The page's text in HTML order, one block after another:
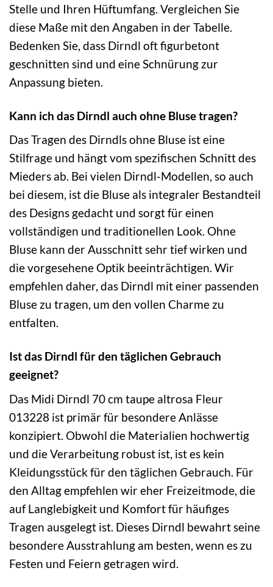
Stelle und Ihren Hüftumfang. Vergleichen Sie
diese Maße mit den Angaben in der Tabelle.
Bedenken Sie, dass Dirndl oft figurbetont
geschnitten sind und eine Schnürung zur
Anpassung bieten.
Kann ich das Dirndl auch ohne Bluse tragen?
Das Tragen des Dirndls ohne Bluse ist eine
Stilfrage und hängt vom spezifischen Schnitt des
Mieders ab. Bei vielen Dirndl-Modellen, so auch
bei diesem, ist die Bluse als integraler Bestandteil
des Designs gedacht und sorgt für einen
vollständigen und traditionellen Look. Ohne
Bluse kann der Ausschnitt sehr tief wirken und
die vorgesehene Optik beeinträchtigen. Wir
empfehlen daher, das Dirndl mit einer passenden
Bluse zu tragen, um den vollen Charme zu
entfalten.
Ist das Dirndl für den täglichen Gebrauch
geeignet?
Das Midi Dirndl 70 cm taupe altrosa Fleur
013228 ist primär für besondere Anlässe
konzipiert. Obwohl die Materialien hochwertig
und die Verarbeitung robust ist, ist es kein
Kleidungsstück für den täglichen Gebrauch. Für
den Alltag empfehlen wir eher Freizeitmode, die
auf Langlebigkeit und Komfort für häufiges
Tragen ausgelegt ist. Dieses Dirndl bewahrt seine
besondere Ausstrahlung am besten, wenn es zu
Festen und Feiern getragen wird.